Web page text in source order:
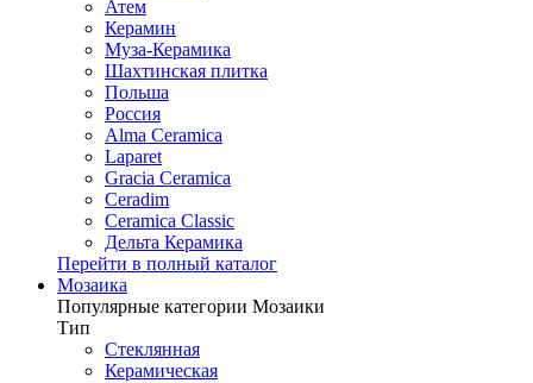
Атем
Керамин
Муза-Керамика
Шахтинская плитка
Польша
Россия
Alma Ceramica
Laparet
Gracia Ceramica
Ceradim
Ceramica Classic
Дельта Керамика
Перейти в полный каталог
Мозаика
Популярные категории Мозаики
Тип
Стеклянная
Керамическая